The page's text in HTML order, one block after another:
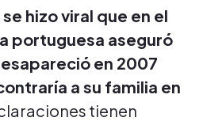
se hizo viral que en el
portuguesa aseguró
en 2007
a su familia en
tienen